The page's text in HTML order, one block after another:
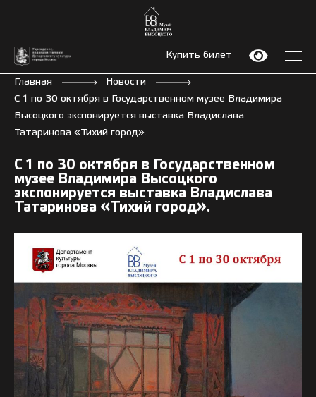
Купить билет
Главная
Новости
С 1 по 30 октября в Государственном музее Владимира
Высоцкого экспонируется выставка Владислава
Татаринова «Тихий город».
С 1 по 30 октября в Государственном
музее Владимира Высоцкого
экспонируется выставка Владислава
Татаринова «Тихий город».